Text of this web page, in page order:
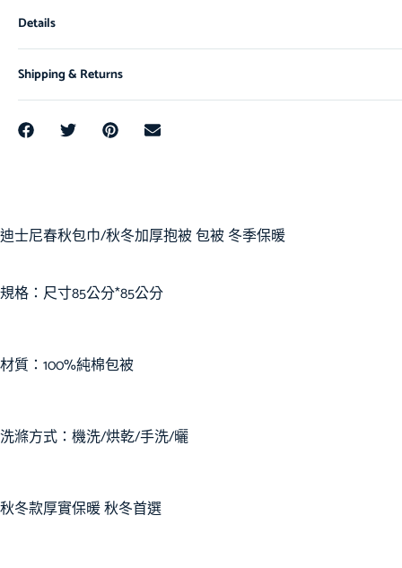
Details
Shipping & Returns
迪士尼春秋包巾/秋冬加厚抱被 包被 冬季保暖
規格：尺寸85公分*85公分
材質：100%純棉包被
洗滌方式：機洗/烘乾/手洗/曬
秋冬款厚實保暖 秋冬首選